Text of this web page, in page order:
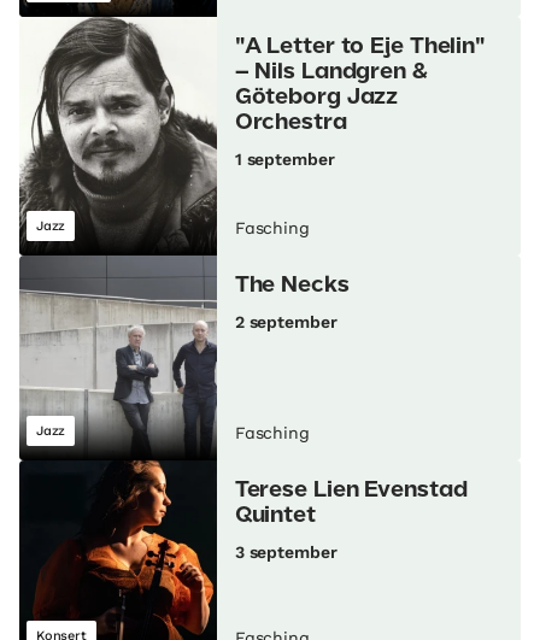
Jazz
"A Letter to Eje Thelin"
– Nils Landgren &
Göteborg Jazz
Orchestra
1 september
Fasching
Jazz
The Necks
2 september
Fasching
Konsert
Terese Lien Evenstad
Quintet
3 september